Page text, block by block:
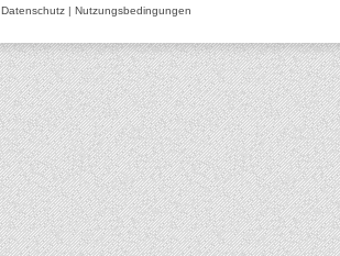
Datenschutz| Nutzungsbedingungen